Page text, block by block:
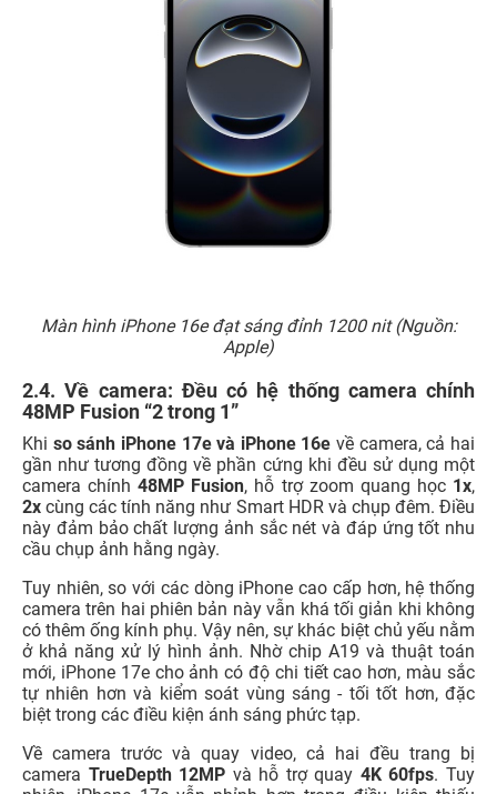
Màn hình iPhone 16e đạt sáng đỉnh 1200 nit (Nguồn:
Apple)
2.4. Về camera: Đều có hệ thống camera chính
48MP Fusion “2 trong 1”
Khi so sánh iPhone 17e và iPhone 16e về camera, cả hai
gần như tương đồng về phần cứng khi đều sử dụng một
camera chính48MP Fusion, hỗ trợ zoom quang học 1x,
2x cùng các tính năng như Smart HDR và chụp đêm. Điều
này đảm bảo chất lượng ảnh sắc nét và đáp ứng tốt nhu
cầu chụp ảnh hằng ngày.
Tuy nhiên, so với các dòng iPhone cao cấp hơn, hệ thống
camera trên hai phiên bản này vẫn khá tối giản khi không
có thêm ống kính phụ. Vậy nên, sự khác biệt chủ yếu nằm
ở khả năng xử lý hình ảnh. Nhờ chip A19 và thuật toán
mới, iPhone 17e cho ảnh có độ chi tiết cao hơn, màu sắc
tự nhiên hơn và kiểm soát vùng sáng - tối tốt hơn, đặc
biệt trong các điều kiện ánh sáng phức tạp.
Về camera trước và quay video, cả hai đều trang bị
camera TrueDepth 12MP và hỗ trợ quay 4K 60fps. Tuy